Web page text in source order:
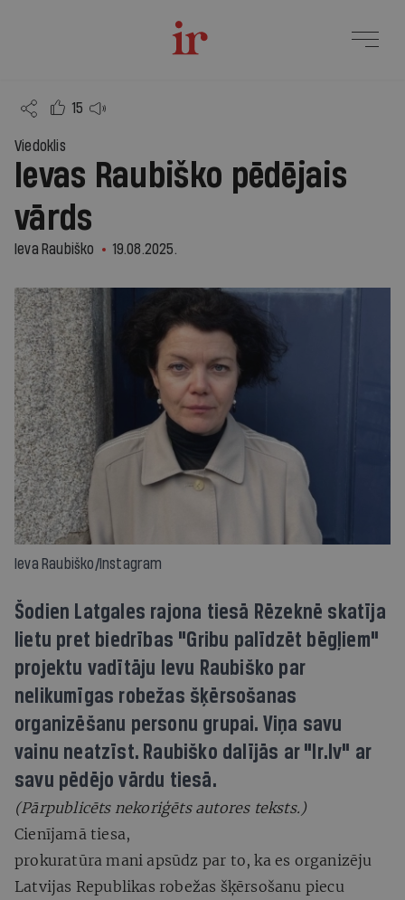
15
Viedoklis
Ievas Raubiško pēdējais
vārds
Ieva Raubiško 19.08.2025.
Ieva Raubiško/Instagram
Šodien Latgales rajona tiesā Rēzeknē skatīja
lietu pret biedrības "Gribu palīdzēt bēgļiem"
projektu vadītāju Ievu Raubiško par
nelikumīgas robežas šķērsošanas
organizēšanu personu grupai. Viņa savu
vainu neatzīst. Raubiško dalījās ar "Ir.lv" ar
savu pēdējo vārdu tiesā.
(Pārpublicēts nekoriģēts autores teksts.)
Cienījamā tiesa,
prokuratūra mani apsūdz par to, ka es organizēju
Latvijas Republikas robežas šķērsošanu piecu